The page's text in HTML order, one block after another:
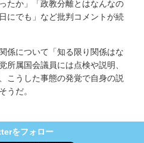
たか」「政教分離とはなんなの
にでも」など批判コメントが続
係について「知る限り関係はな
所属国会議員には点検や説明、
こうした事態の発覚で自身の説
うだ。
をフォロー